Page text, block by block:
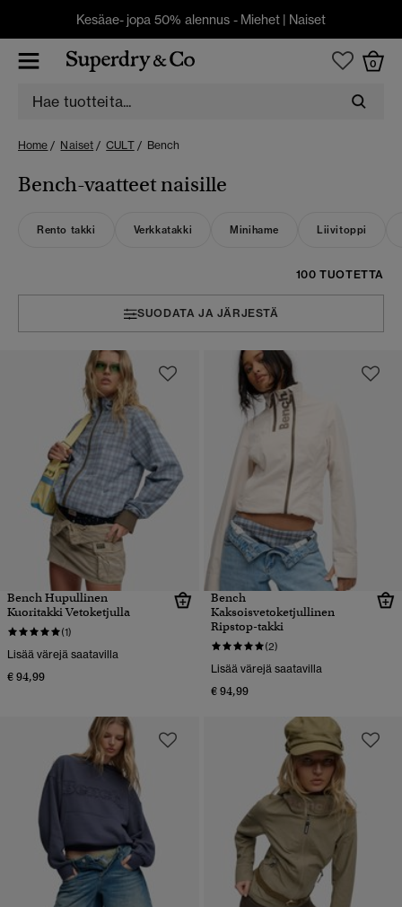
Kesäae- jopa 50% alennus - Miehet | Naiset
0
Home Naiset CULT Bench
Bench-vaatteet naisille
Rento takki Verkkatakki Minihame Liivitoppi
100 TUOTETTA
SUODATA JA JÄRJESTÄ
Bench Hupullinen
Kuoritakki Vetoketjulla
(1)
Lisää värejä saatavilla
€ 94,99
Bench
Kaksoisvetoketjullinen
Ripstop-takki
(2)
Lisää värejä saatavilla
€ 94,99